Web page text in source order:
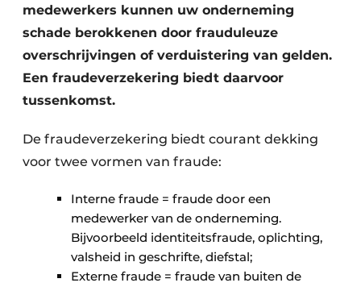
Uitrustingsstukken
Shredders
Transportbanden
Bedrijfsafval
Bouw & Sloopafval
Elektronisch Afval
medewerkers kunnen uw onderneming
schade berokkenen door frauduleuze
overschrijvingen of verduistering van gelden.
Een fraudeverzekering biedt daarvoor
tussenkomst.
De fraudeverzekering biedt courant dekking
voor twee vormen van fraude:
Interne fraude = fraude door een
medewerker van de onderneming.
Bijvoorbeeld identiteitsfraude, oplichting,
valsheid in geschrifte, diefstal;
Externe fraude = fraude van buiten de